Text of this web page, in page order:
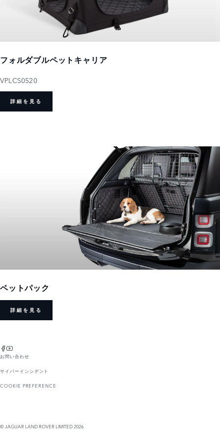
フォルダブルペットキャリア
VPLCS0520
詳細を見る
ペットパック
詳細を見る
お問い合わせ
サイバーインシデント
COOKIE PREFERENCE
© JAGUAR LAND ROVER LIMITED 2026